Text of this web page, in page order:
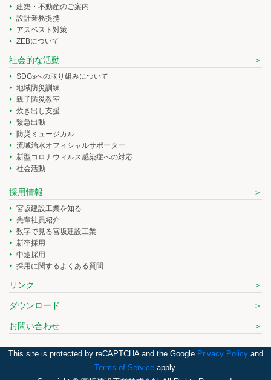
建築・不動産のご案内
設計業務提携
アスベスト対策
ZEBについて
社会的な活動
SDGsへの取り組みについて
地域防災訓練
親子防災教室
炊き出し支援
緊急出動
防災ミュージカル
流域治水オフィシャルサポーター
新型コロナウィルス感染症への対応
社会活動
採用情報
宮坂建設工業を知る
先輩社員紹介
数字で見る宮坂建設工業
新卒採用
中途採用
採用に関するよくある質問
リンク
ダウンロード
お問い合わせ
This site is protected by reCAPTCHA and the Google Privacy Policyand
Terms of Serviceapply.